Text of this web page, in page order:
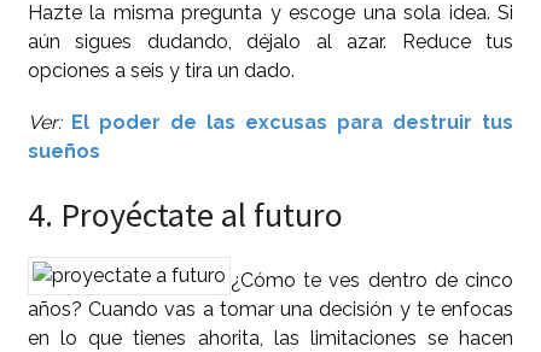
Hazte la misma pregunta y escoge una sola idea. Si
aún sigues dudando, déjalo al azar. Reduce tus
opciones a seis y tira un dado.
Ver: El poder de las excusas para destruir tus
sueños
4. Proyéctate al futuro
¿Cómo te ves dentro de cinco
años? Cuando vas a tomar una decisión y te enfocas
en lo que tienes ahorita, las limitaciones se hacen